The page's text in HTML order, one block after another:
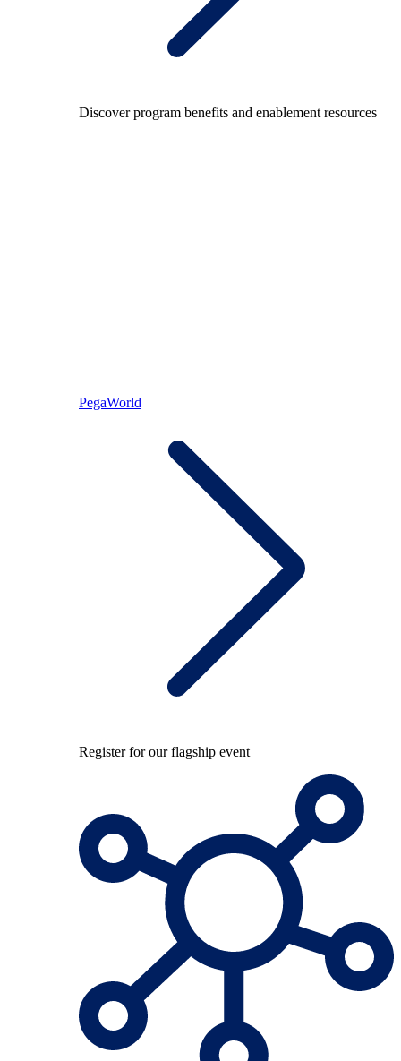
Discover program benefits and enablement resources
PegaWorld
Register for our flagship event